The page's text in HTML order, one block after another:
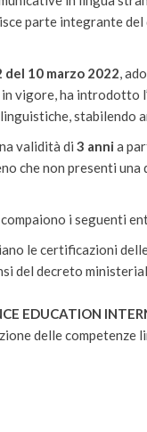
parte integrante
10 marzo 2022,
vigore, ha
stabilendo
validità di 3 anni a
che non presenti
i seguenti
le certificazioni
del decreto
EDUCATION
delle competenze